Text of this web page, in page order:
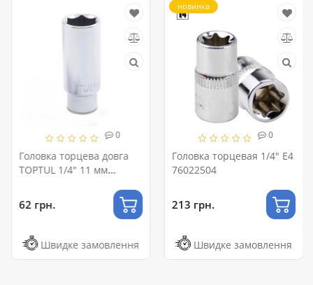
0
Головка торцева довга
TOPTUL 1/4" 11 мм
62 грн.
Швидке замовлення
новинка
0
Головка торцевая 1/4" E4
76022504
213 грн.
Швидке замовлення